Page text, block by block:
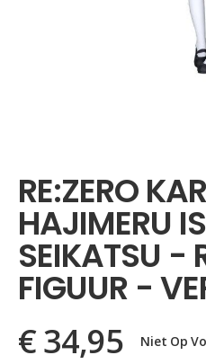
begin
van
de
afbeeldingen-
gallerij
RE:ZERO
HAJIMERU
SEIKATSU -
FIGUUR -
€ 34,95 Niet Op